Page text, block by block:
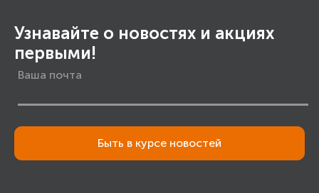
Узнавайте о новостях и акциях
первыми!
Быть в курсе новостей